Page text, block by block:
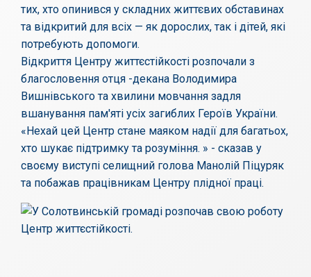
тих, хто опинився у складних життєвих обставинах
та відкритий для всіх — як дорослих, так і дітей, які
потребують допомоги.
Відкриття Центру життєстійкості розпочали з
благословення отця -декана Володимира
Вишнівського та хвилини мовчання задля
вшанування пам'яті усіх загиблих Героїв України.
«Нехай цей Центр стане маяком надії для багатьох,
хто шукає підтримку та розуміння. » - сказав у
своєму виступі селищний голова Манолій Піцуряк
та побажав працівникам Центру плідної праці.